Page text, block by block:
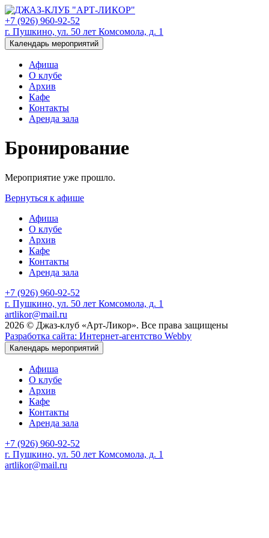
+7 (926) 960-92-52
г. Пушкино, ул. 50 лет Комсомола, д. 1
Календарь мероприятий
Афиша
О клубе
Архив
Кафе
Контакты
Аренда зала
Бронирование
Мероприятие уже прошло.
Вернуться к афише
Афиша
О клубе
Архив
Кафе
Контакты
Аренда зала
+7 (926) 960-92-52
г. Пушкино, ул. 50 лет Комсомола, д. 1
artlikor@mail.ru
2026 © Джаз-клуб «Арт-Ликор». Все права защищены
Разработка сайта: Интернет-агентство Webby
Календарь мероприятий
Афиша
О клубе
Архив
Кафе
Контакты
Аренда зала
+7 (926) 960-92-52
г. Пушкино, ул. 50 лет Комсомола, д. 1
artlikor@mail.ru